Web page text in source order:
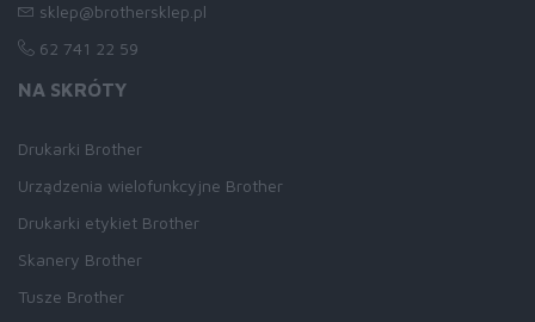
sklep@brothersklep.pl
62 741 22 59
NA SKRÓTY
Drukarki Brother
Urządzenia wielofunkcyjne Brother
Drukarki etykiet Brother
Skanery Brother
Tusze Brother